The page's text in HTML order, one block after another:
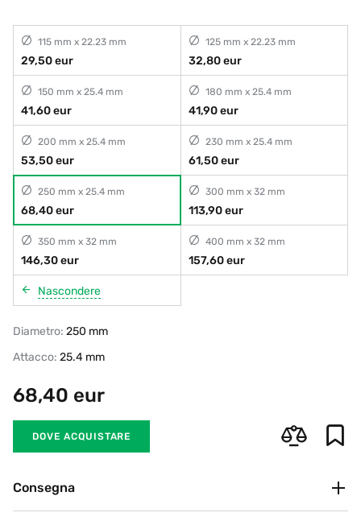
115 mm x 22.23 mm
29,50 eur
125 mm x 22.23 mm
32,80 eur
150 mm x 25.4 mm
41,60 eur
180 mm x 25.4 mm
41,90 eur
200 mm x 25.4 mm
53,50 eur
230 mm x 25.4 mm
61,50 eur
250 mm x 25.4 mm
68,40 eur
300 mm x 32 mm
113,90 eur
350 mm x 32 mm
146,30 eur
400 mm x 32 mm
157,60 eur
Nascondere
Diametro: 250 mm
Attacco: 25.4 mm
68,40 eur
DOVE ACQUISTARE
Consegna